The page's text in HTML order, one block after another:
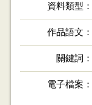
資料類型
作品語文
關鍵詞
電子檔案